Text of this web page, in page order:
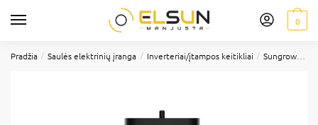
0
Pradžia / Saulės elektrinių įranga / Inverteriai/įtampos keitikliai / Sungrow